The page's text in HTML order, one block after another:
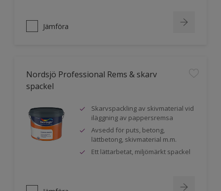
Jämföra
Nordsjö Professional Rems & skarv
spackel
Skarvspackling av skivmaterial vid
iläggning av pappersremsa
Avsedd för puts, betong,
lättbetong, skivmaterial m.m.
Ett lättarbetat, miljömärkt spackel